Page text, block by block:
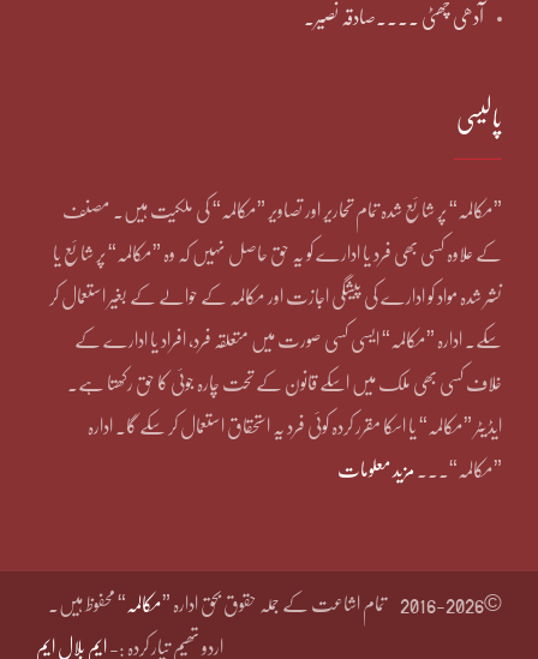
آدھی چھٹی ۔۔۔۔صادقہ نصیر۔
پالیسی
”مکالمہ“ پر شائع شدہ تمام تحاریر اور تصاویر ”مکالمہ“ کی ملکیت ہیں۔ مصنف
کے علاوہ کسی بھی فرد یا ادارے کو یہ حق حاصل نہیں کہ وہ ”مکالمہ“ پر شائع یا
نشر شدہ مواد کو ادارے کی پیشگی اجازت اور مکالمہ کے حوالے کے بغیر استعمال کر
سکے۔ ادارہ ”مکالمہ“ ایسی کسی صورت میں متعلقہ فرد، افراد یا ادارے کے
خلاف کسی بھی ملک میں اسکے قانون کے تحت چارہ جوئی کا حق رکھتا ہے۔
ایڈیٹر ”مکالمہ“ یا اسکا مقرر کردہ کوئی فرد یہ استحقاق استعمال کر سکے گا۔ ادارہ
”مکالمہ“۔۔۔ مزید معلومات
©2016-2026 تمام اشاعت کے جملہ حقوق بحق ادارہ ”مکالمہ “ محفوظ ہیں۔
اردو تھیم تیار کردہ :- ایم بلال ایم